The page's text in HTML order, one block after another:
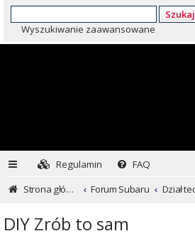
Szukaj
Wyszukiwanie zaawansowane
Regulamin
FAQ
Strona główna
Forum Subaru
DIY Zrób to sam